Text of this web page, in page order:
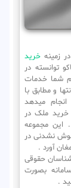
خرید
توانسته در
شما خدمات
و مطابق با
میدهد
خرید ملک در
این مجموعه
نشدنی در
آورد .
حقوقی
بصورت
.